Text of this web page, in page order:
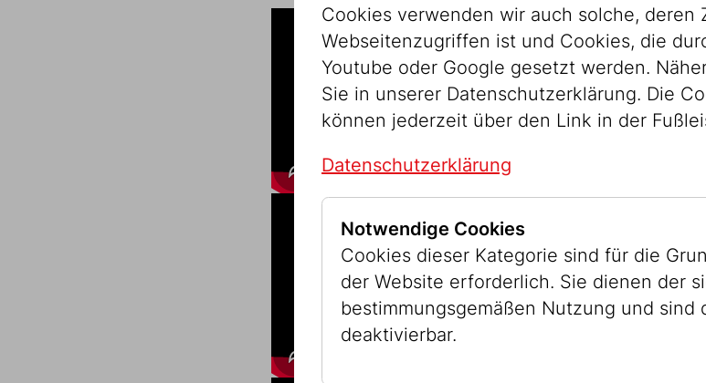
Cookies verwenden wir auch solche, deren
Webseitenzugriffen ist und Cookies, die
Youtube oder Google gesetzt werden.
Sie in unserer Datenschutzerklärung. Die
können jederzeit über den Link in der
Datenschutzerklärung
Notwendige Cookies
Cookies dieser Kategorie sind für die
der Website erforderlich. Sie dienen der
bestimmungsgemäßen Nutzung und sind
deaktivierbar.